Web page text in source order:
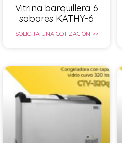
Vitrina barquillera 6
sabores KATHY-6
SOLICITA UNA COTIZACIÓN >>